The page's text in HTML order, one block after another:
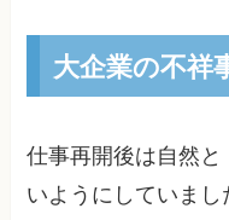
大企業の不祥
仕事再開後は自然
いようにしていまし